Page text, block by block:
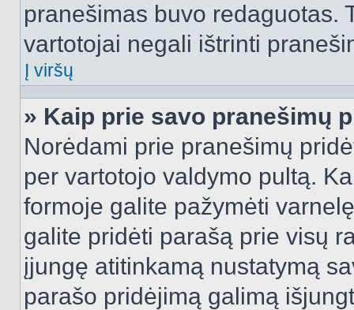
pranešimas buvo redaguotas.
vartotojai negali ištrinti
Į viršų
» Kaip prie savo pranešimų
Norėdami prie pranešimų
per vartotojo valdymo pultą.
formoje galite pažymėti
galite pridėti parašą prie visų
įjungę atitinkamą nustatymą
parašo pridėjimą galimą